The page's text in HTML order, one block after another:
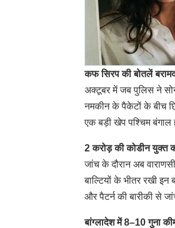
कफ सिरप की बोतलें
अक्टूबर में जब पुलिस ने
नमकीन के पैकेटों के बीच
एक बड़ी खेप पश्चिम बंगाल
2 करोड़ की कोडीन युक्त
जांच के दौरान अब
बाल्टियों के भीतर रखी
और पैटर्न की बारीकी से
बांग्लादेश में 8–10 गुना